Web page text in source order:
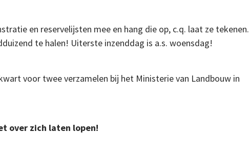
en reservelijsten mee en hang die op, c.q. laat ze tekenen.
te halen! Uiterste inzenddag is a.s. woensdag!
voor twee verzamelen bij het Ministerie van Landbouw in
over zich laten lopen!